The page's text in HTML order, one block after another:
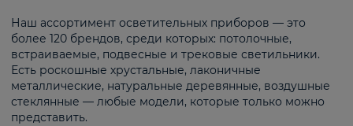
Наш ассортимент осветительных приборов — это
более 120 брендов, среди которых: потолочные,
встраиваемые, подвесные и трековые светильники.
Есть роскошные хрустальные, лаконичные
металлические, натуральные деревянные, воздушные
стеклянные — любые модели, которые только можно
представить.